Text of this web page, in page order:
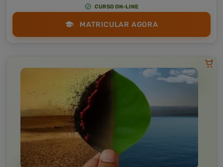
CURSO ON-LINE
MATRICULAR AGORA